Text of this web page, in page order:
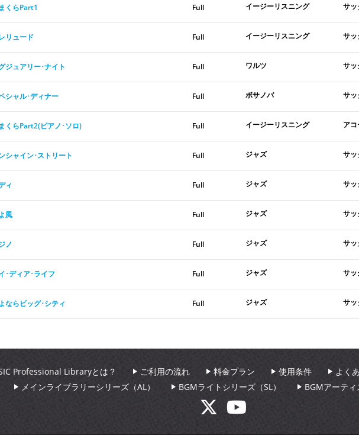
くらPart1 Full イージーリスニング サッ
リュード Full イージーリスニング サッ
ジュアリー･ナイト Full ワルツ サッ
シャル･ディナー Full ボサノバ サッ
くらPart2(ピアノ･ソロ) Full イージーリスニング ア
シャイン･ストリート Full ジャズ サッ
ィ Full ジャズ サッ
風 Full ジャズ サッ
ノ Full ジャズ サッ
･ディア･ライフ Full ジャズ サッ
ならビッグ･シティ Full ジャズ サッ
Professional Libraryとは？ ご利用の流れ 料金プラン 使用条件 よく
メインライブラリーシリーズ（AL）
BGMライトシリーズ（SL） BGMアーティ